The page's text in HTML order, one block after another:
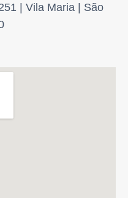
| Vila Maria | São